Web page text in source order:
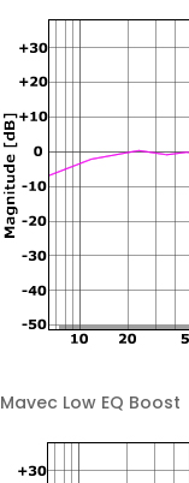
Mavec Low EQ Boost